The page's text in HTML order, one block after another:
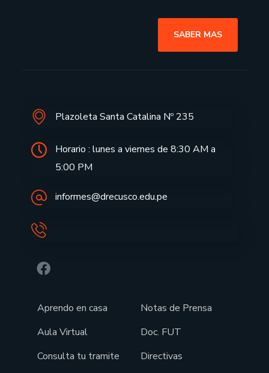
SABER MAS
Plazoleta Santa Catalina Nº 235
Horario : lunes a viernes de 8:30 AM a
5:00 PM
informes@drecusco.edu.pe
Aprendo en casa
Aula Virtual
Consulta tu tramite
Notas de Prensa
Doc. FUT
Directivas